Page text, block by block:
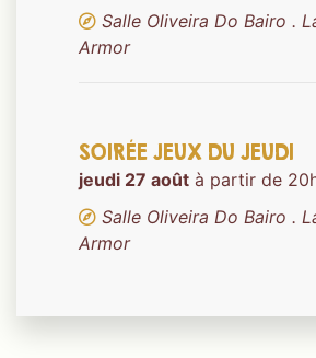
Salle Oliveira Do Bairo .
Armor
SOIRÉE JEUX DU JEUDI
jeudi 27 août à partir de
Salle Oliveira Do Bairo .
Armor